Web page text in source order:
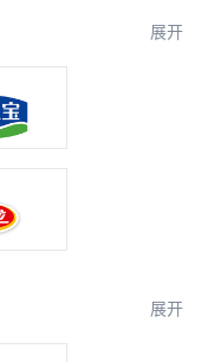
展开
展开